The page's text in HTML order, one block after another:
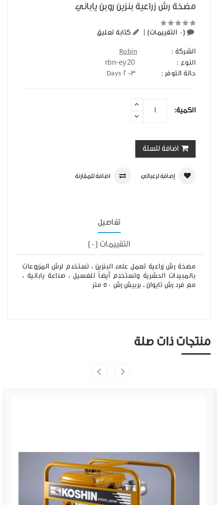
مضخة رش زراعية بنزين روبن ياباني
(0 التقييمات) كتابة تعليق
الشركة :
Robin
النوع :
حالة التوفر :
الكمية:
اضافة للسلة
إضافة لرغباتي اضافة للمقارنة
تفاصيل
التقييمات (0)
مضخة رش زراعية تعمل على البنزين ، تستخدم لرش المزروعات
بالمبيدات الحشرية وتستخدم أيضاً للغسيل ، صناعة يابانية ،
مع فرد رش تايوان ، بربيش رش 50 متر
منتجات ذات صلة